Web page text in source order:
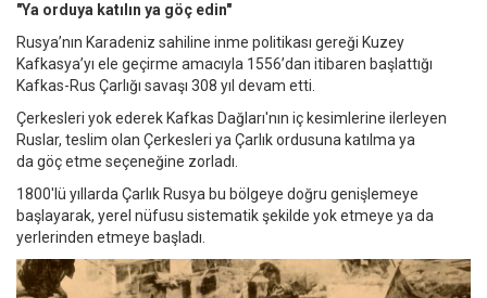
"Ya orduya katılın ya göç edin"
Rusya’nın Karadeniz sahiline inme politikası gereği Kuzey
Kafkasya’yı ele geçirme amacıyla 1556’dan itibaren başlattığı
Kafkas-Rus Çarlığı savaşı 308 yıl devam etti.
Çerkesleri yok ederek Kafkas Dağları'nın iç kesimlerine ilerleyen
Ruslar, teslim olan Çerkesleri ya Çarlık ordusuna katılma ya
da göç etme seçeneğine zorladı.
1800'lü yıllarda Çarlık Rusya bu bölgeye doğru genişlemeye
başlayarak, yerel nüfusu sistematik şekilde yok etmeye ya da
yerlerinden etmeye başladı.